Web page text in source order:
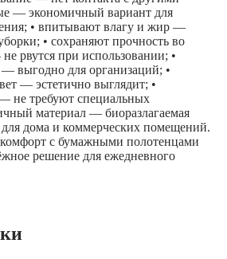
— экономичный вариант для
• впитывают влагу и жир —
• сохраняют прочность во
рвутся при использовании; •
— выгодно для организаций; •
— эстетично выглядит; •
не требуют специальных
материал — биоразлагаемая
для дома и коммерческих помещений.
с бумажными полотенцами
решение для ежедневного